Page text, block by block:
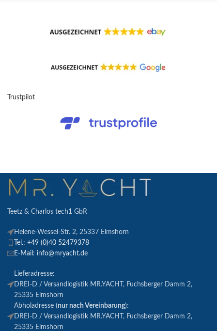
Trustpilot
Teetz & Charlos tech1 GbR
Helene-Wessel-Str. 2, 25337 Elmshorn
Tel.: +49 (0)40 52479378
E-Mail: info@mryacht.de
Lieferadresse:
DREI-D / Versandlogistik MR.YACHT, Fuchsberger Damm 2,
25335 Elmshorn
Abholadresse (nur nach Vereinbarung):
DREI-D / Versandlogistik MR.YACHT, Fuchsberger Damm 2,
25335 Elmshorn